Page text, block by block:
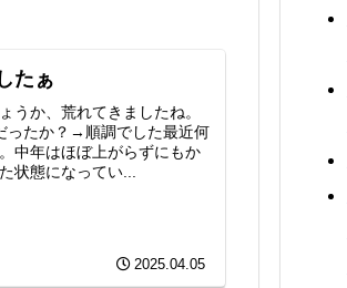
たぁ
うか、荒れてきましたね。
ったか？→順調でした最近何
中年はほぼ上がらずにもか
状態になってい...
2025.04.05